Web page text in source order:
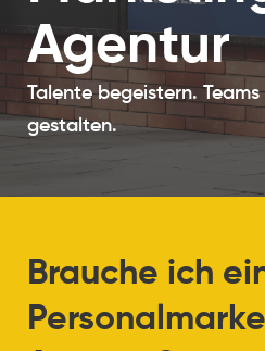
Agentur
Talente begeistern.
gestalten.
Brauche ich